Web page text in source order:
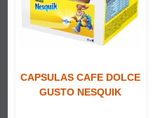
CAPSULAS CAFE DOLCE
GUSTO NESQUIK